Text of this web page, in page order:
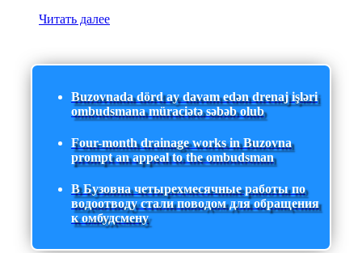
Читать далее
Buzovnada dörd ay davam edən drenaj işləri
ombudsmana müraciətə səbəb olub
Four-month drainage works in Buzovna
prompt an appeal to the ombudsman
В Бузовна четырехмесячные работы по
водоотводу стали поводом для обращения
к омбудсмену